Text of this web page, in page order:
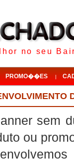
no seu
PROMO��ES |
sem
ou